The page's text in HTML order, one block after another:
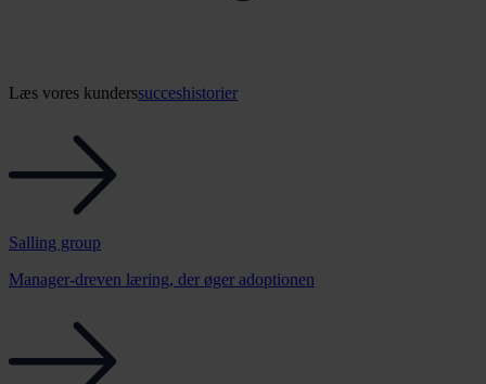
Læs vores kunderssucceshistorier
Salling group
Manager-dreven læring, der øger adoptionen